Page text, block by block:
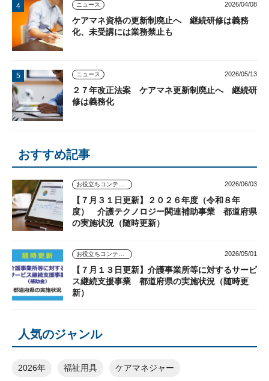
ニュース 2026/04/08
ケアマネ資格の更新制廃止へ 継続研修は義務
化、未受講には業務禁止も
ニュース 2026/05/13
２７年改正法案 ケアマネ更新制廃止へ 継続研
修は義務化
おすすめ記事
お役立ちコンテンツ 2026/06/03
【７月３１日更新】２０２６年度（令和８年
度） 介護テクノロジー関連補助事業 都道府県
の実施状況（随時更新）
お役立ちコンテンツ 2026/05/01
【７月１３日更新】介護事業所等に対するサービ
ス継続支援事業 都道府県の実施状況（随時更
新）
人気のジャンル
2026年 福祉用具 ケアマネジャー